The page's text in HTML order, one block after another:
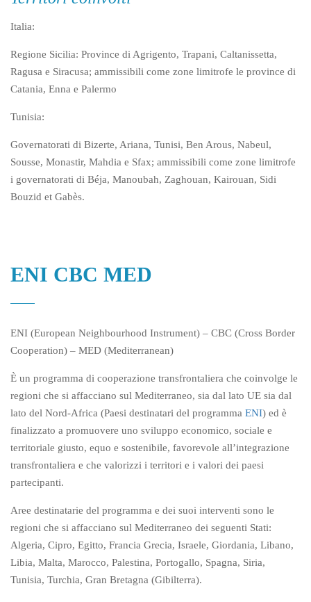
Italia:
Regione Sicilia: Province di Agrigento, Trapani, Caltanissetta,
Ragusa e Siracusa; ammissibili come zone limitrofe le province di
Catania, Enna e Palermo
Tunisia:
Governatorati di Bizerte, Ariana, Tunisi, Ben Arous, Nabeul,
Sousse, Monastir, Mahdia e Sfax; ammissibili come zone limitrofe
i governatorati di Béja, Manoubah, Zaghouan, Kairouan, Sidi
Bouzid et Gabès.
ENI CBC MED
ENI (European Neighbourhood Instrument) – CBC (Cross Border
Cooperation) – MED (Mediterranean)
È un programma di cooperazione transfrontaliera che coinvolge le
regioni che si affacciano sul Mediterraneo, sia dal lato UE sia dal
lato del Nord-Africa (Paesi destinatari del programma ENI) ed è
finalizzato a promuovere uno sviluppo economico, sociale e
territoriale giusto, equo e sostenibile, favorevole all’integrazione
transfrontaliera e che valorizzi i territori e i valori dei paesi
partecipanti.
Aree destinatarie del programma e dei suoi interventi sono le
regioni che si affacciano sul Mediterraneo dei seguenti Stati:
Algeria, Cipro, Egitto, Francia Grecia, Israele, Giordania, Libano,
Libia, Malta, Marocco, Palestina, Portogallo, Spagna, Siria,
Tunisia, Turchia, Gran Bretagna (Gibilterra).